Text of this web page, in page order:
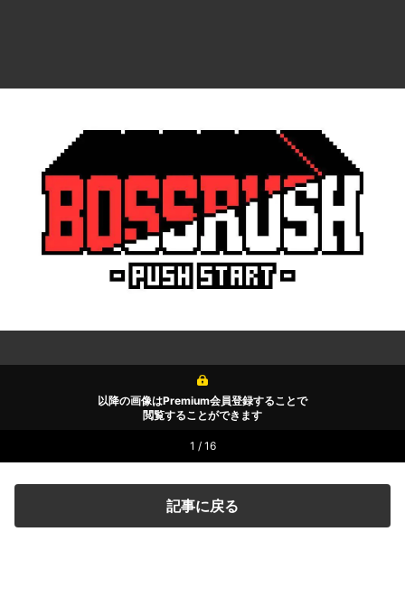
以降の画像はPremium会員登録することで
閲覧することができます
1 / 16
記事に戻る